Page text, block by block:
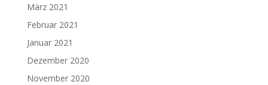
März 2021
Februar 2021
Januar 2021
Dezember 2020
November 2020